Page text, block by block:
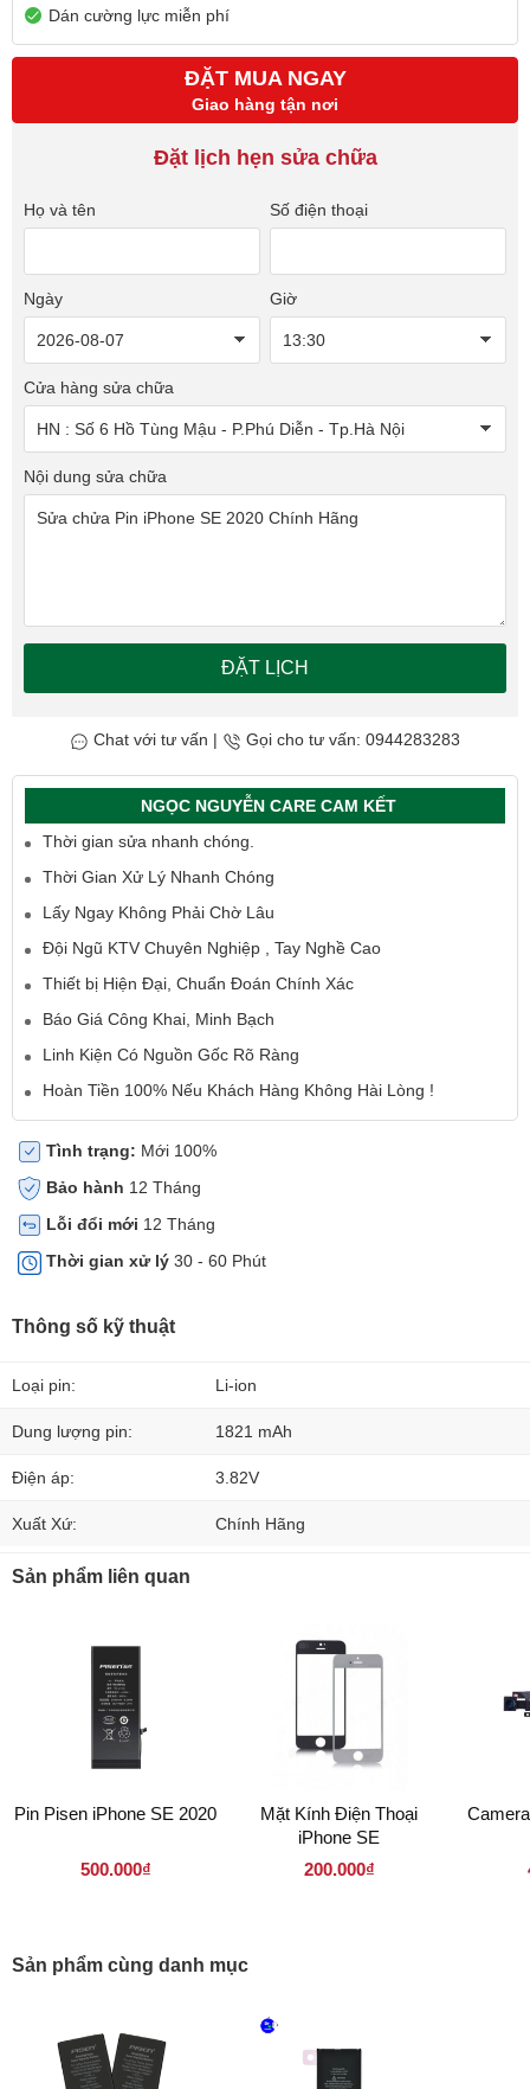
Dán cường lực miễn phí
ĐẶT MUA NGAY
Giao hàng tận nơi
Đặt lịch hẹn sửa chữa
Họ và tên Số điện thoại
Ngày Giờ
Cửa hàng sửa chữa
Nội dung sửa chữa
ĐẶT LỊCH
Chat với tư vấn | Gọi cho tư vấn: 0944283283
NGỌC NGUYỄN CARE CAM KẾT
Thời gian sửa nhanh chóng.
Thời Gian Xử Lý Nhanh Chóng
Lấy Ngay Không Phải Chờ Lâu
Đội Ngũ KTV Chuyên Nghiệp , Tay Nghề Cao
Thiết bị Hiện Đại, Chuẩn Đoán Chính Xác
Báo Giá Công Khai, Minh Bạch
Linh Kiện Có Nguồn Gốc Rõ Ràng
Hoàn Tiền 100% Nếu Khách Hàng Không Hài Lòng !
Tình trạng: Mới 100%
Bảo hành 12 Tháng
Lỗi đổi mới 12 Tháng
Thời gian xử lý 30 - 60 Phút
Thông số kỹ thuật
Loại pin: Li-ion
Dung lượng pin: 1821 mAh
Điện áp: 3.82V
Xuất Xứ: Chính Hãng
Sản phẩm liên quan
Pin Pisen iPhone SE 2020
500.000₫
Mặt Kính Điện Thoại
iPhone SE
200.000₫
Sản phẩm cùng danh mục